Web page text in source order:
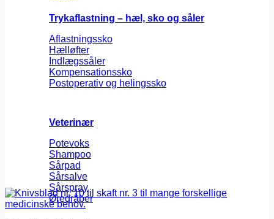
Trykaflastning – hæl, sko og såler
Aflastningssko
Hælløfter
Indlægssåler
Kompensationssko
Postoperativ og helingssko
Veterinær
Potevoks
Shampoo
Sårpad
Sårsalve
Sårspray
Øredråber